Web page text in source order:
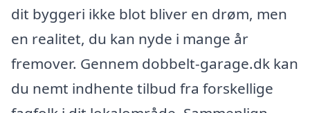
dit byggeri ikke blot bliver en drøm, men
en realitet, du kan nyde i mange år
fremover. Gennem dobbelt-garage.dk kan
du nemt indhente tilbud fra forskellige